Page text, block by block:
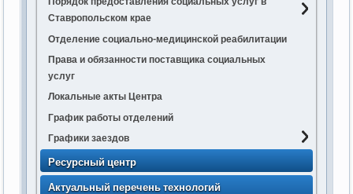
2021
2020
2019
2018
Ставропольском крае
Порядок предоставления социальных услуг в
стационарной форме социального
обслуживания поставщиками социальных услуг
Ставропольского края от 20.01.2017 № 13-п
Изменения в постановление Правительства
Ставропольского края от 04.02.2020 № 55-п
Отделение социально-медицинской реабилитации
Права и обязанности поставщика социальных
услуг
Локальные акты Центра
График работы отделений
Графики заездов
2026 год
Ресурсный центр
Актуальный перечень технологий